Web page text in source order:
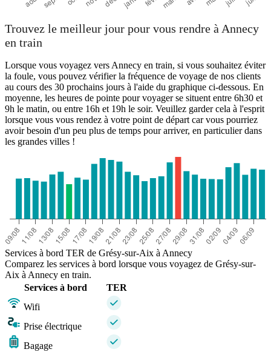
Trouvez le meilleur jour pour vous rendre à Annecy
en train
Lorsque vous voyagez vers Annecy en train, si vous souhaitez éviter
la foule, vous pouvez vérifier la fréquence de voyage de nos clients
au cours des 30 prochains jours à l'aide du graphique ci-dessous. En
moyenne, les heures de pointe pour voyager se situent entre 6h30 et
9h le matin, ou entre 16h et 19h le soir. Veuillez garder cela à l'esprit
lorsque vous vous rendez à votre point de départ car vous pourriez
avoir besoin d'un peu plus de temps pour arriver, en particulier dans
les grandes villes !
Services à bord TER de Grésy-sur-Aix à Annecy
Comparez les services à bord lorsque vous voyagez de Grésy-sur-
Aix à Annecy en train.
Services à bord
TER
Wifi
Prise électrique
Bagage